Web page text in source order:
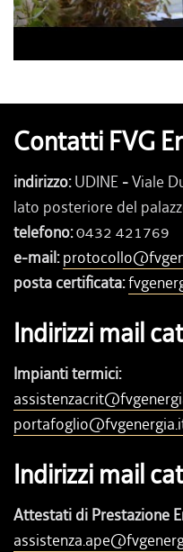
Contatti FVG
indirizzo:UDINE -Viale
lato posteriore del
telefono:0432 421769
e-mail:
posta certificata:
Indirizzi mail
Impianti termici:
Indirizzi mail
Attestati di Prestazione